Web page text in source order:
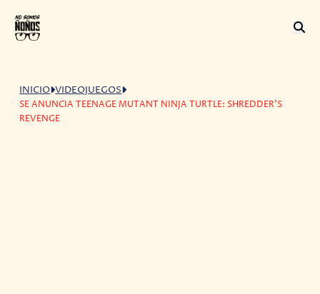
INICIO VIDEOJUEGOS
SE ANUNCIA TEENAGE MUTANT NINJA TURTLE: SHREDDER'S
REVENGE